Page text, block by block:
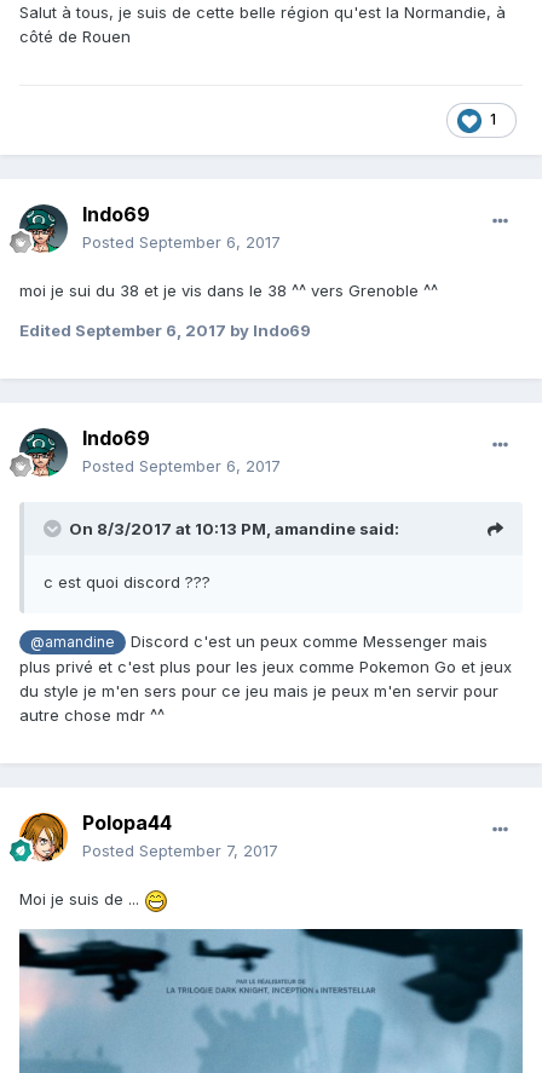
Salut à tous, je suis de cette belle région qu'est la Normandie, à
côté de Rouen
1
Indo69
Posted September 6, 2017
moi je sui du 38 et je vis dans le 38 ^^ vers Grenoble ^^
Edited September 6, 2017 by Indo69
Indo69
Posted September 6, 2017
On 8/3/2017 at 10:13 PM, amandine said:
c est quoi discord ???
@amandine
Discord c'est un peux comme Messenger mais
plus privé et c'est plus pour les jeux comme Pokemon Go et jeux
du style je m'en sers pour ce jeu mais je peux m'en servir pour
autre chose mdr ^^
Polopa44
Posted September 7, 2017
Moi je suis de ...